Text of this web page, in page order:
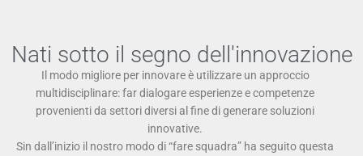
Nati sotto il segno dell'innovazione
Il modo migliore per innovare è utilizzare un approccio
multidisciplinare: far dialogare esperienze e competenze
provenienti da settori diversi al fine di generare soluzioni
innovative.
Sin dall’inizio il nostro modo di “fare squadra” ha seguito questa